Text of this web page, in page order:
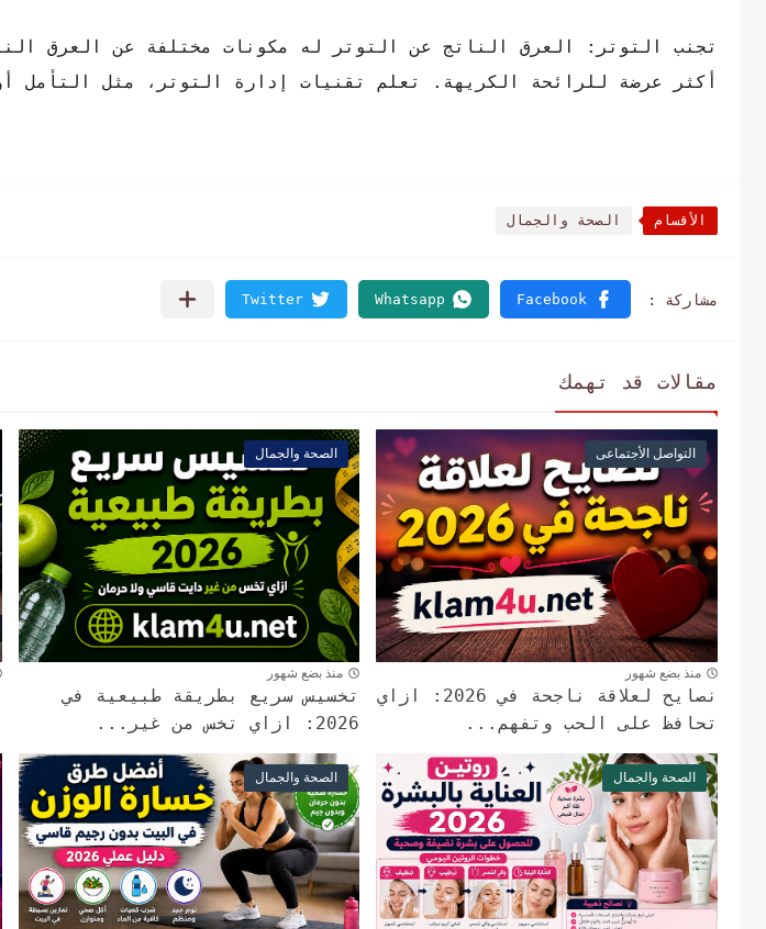
تجنب التوتر: العرق الناتج عن التوتر له مكونات مختلفة عن العرق
أكثر عرضة للرائحة الكريهة. تعلم تقنيات إدارة التوتر، مثل التأمل
الأقسام الصحة والجمال
مقالات قد تهمك
التواصل الأجتماعى
منذ بضع شهور
نصايح لعلاقة ناجحة في 2026: ازاي
تحافظ على الحب وتفهم...
الصحة والجمال
منذ بضع شهور
تخسيس سريع بطريقة طبيعية في
2026: ازاي تخس من غير...
الصحة والجمال الصحة والجمال